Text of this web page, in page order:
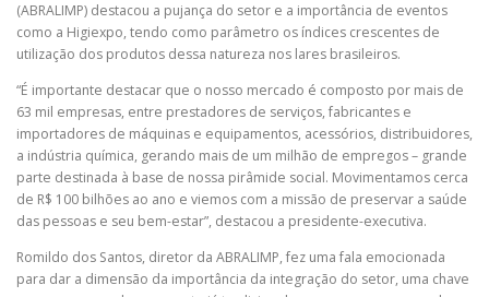
(ABRALIMP) destacou a pujança do setor e a importância de eventos
como a Higiexpo, tendo como parâmetro os índices crescentes de
utilização dos produtos dessa natureza nos lares brasileiros.
“É importante destacar que o nosso mercado é composto por mais de
63 mil empresas, entre prestadores de serviços, fabricantes e
importadores de máquinas e equipamentos, acessórios, distribuidores,
a indústria química, gerando mais de um milhão de empregos – grande
parte destinada à base de nossa pirâmide social. Movimentamos cerca
de R$ 100 bilhões ao ano e viemos com a missão de preservar a saúde
das pessoas e seu bem-estar”, destacou a presidente-executiva.
Romildo dos Santos, diretor da ABRALIMP, fez uma fala emocionada
para dar a dimensão da importância da integração do setor, uma chave